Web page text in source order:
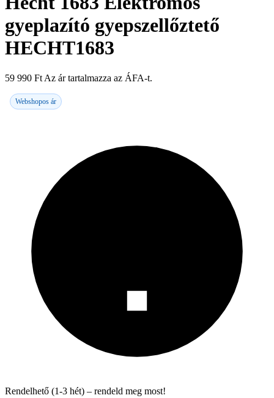
gyeplazító gyepszellőztető
HECHT1683
59 990 Ft Az ár tartalmazza az ÁFA-t.
Webshopos ár
Rendelhető (1-3 hét) – rendeld meg most!